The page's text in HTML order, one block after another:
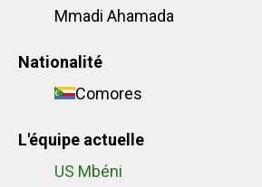
Mmadi Ahamada
Nationalité
Comores
L'équipe actuelle
US Mbéni